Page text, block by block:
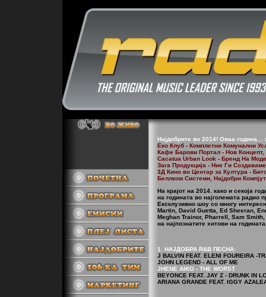
Најдобрите во 2014! Оваа година...
Еко Клуб - Комплетни Комунални
Кафе Барови Портал - Нов Концепт,
Cacatua Urban Look - Бренд На
Зага Продукција - Ние Ги
3Д Кино во Центар за Култура -
Беллком Системи, Најдобри
На крајот на 2014. како и секоја
на годината во најголемата радио
Ексклузивно шоу со многу
Martin, David Guetta, Ed Sheeran,
Meghan Trainor, Pharrell, Sam
на најпознатите хитови на
1. НАЈДОБРА R&B ПЕСНА:
J BALVIN FEAT. ELENI FOUREIRA -
JOHN LEGEND - ALL OF ME
JHENE AIKO - THE WORST
BEYONCE FEAT. JAY Z - DRUNK IN
ARIANA GRANDE FEAT. IGGY